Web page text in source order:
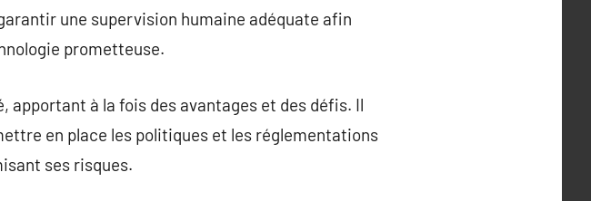
une supervision humaine adéquate afin
prometteuse.
apportant à la fois des avantages et des défis. Il
en place les politiques et les réglementations
ses risques.